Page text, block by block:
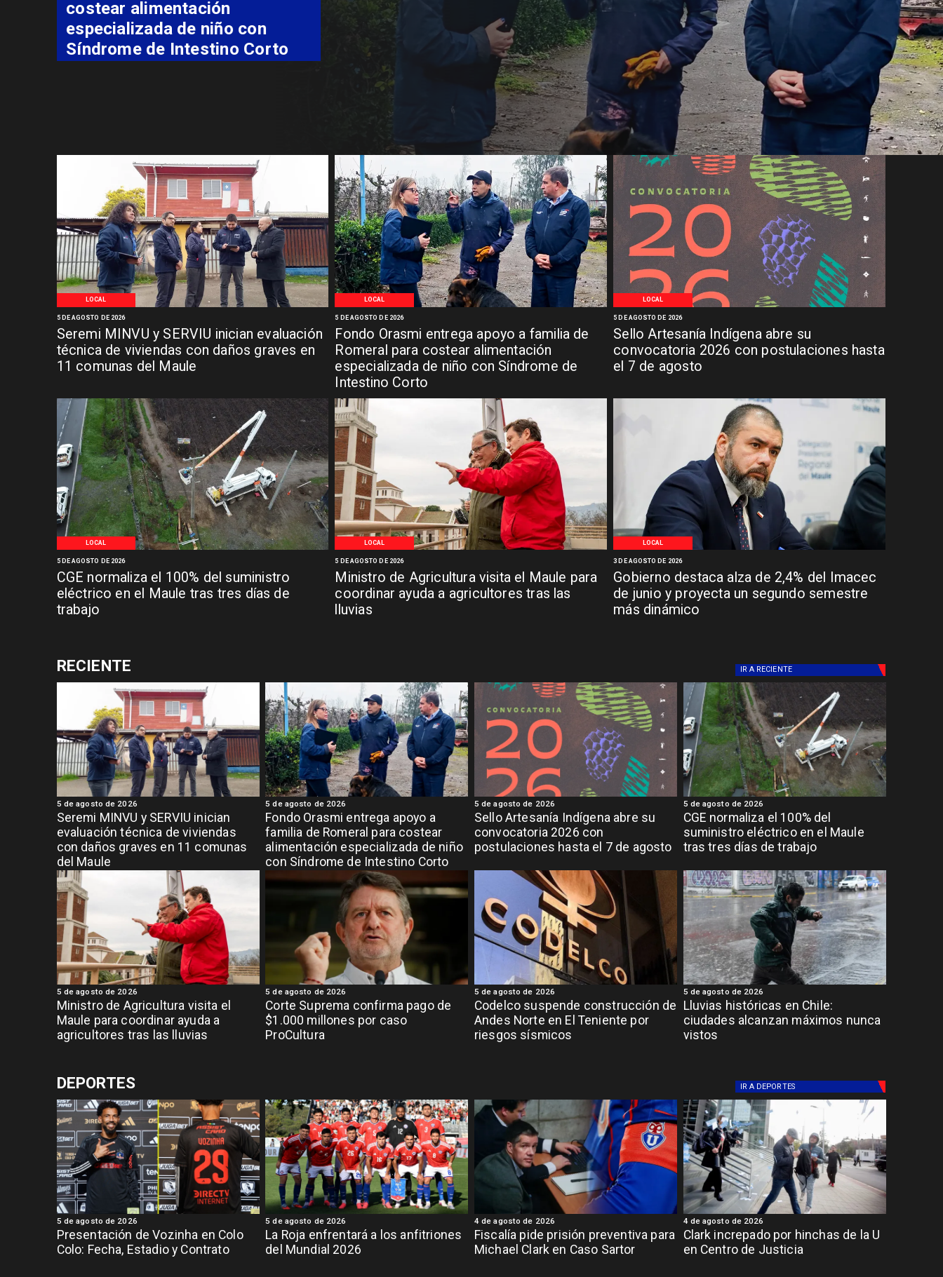
LOCAL
Seremi MINVU y SERVIU inician evaluación
técnica de viviendas con daños graves en
11 comunas del Maule
5 DE AGOSTO DE 2026
LOCAL
Fondo Orasmi entrega apoyo a familia de
Romeral para costear alimentación
especializada de niño con Síndrome de
Intestino Corto
5 DE AGOSTO DE 2026
LOCAL
Sello Artesanía Indígena abre su
convocatoria 2026 con postulaciones hasta
el 7 de agosto
5 DE AGOSTO DE 2026
LOCAL
CGE normaliza el 100% del suministro
eléctrico en el Maule tras tres días de
trabajo
5 DE AGOSTO DE 2026
LOCAL
Ministro de Agricultura visita el Maule para
coordinar ayuda a agricultores tras las
lluvias
5 DE AGOSTO DE 2026
LOCAL
Gobierno destaca alza de 2,4% del Imacec
de junio y proyecta un segundo semestre
más dinámico
3 DE AGOSTO DE 2026
costear alimentación
especializada de niño con
Síndrome de Intestino Corto
RECIENTE IR A RECIENTE
Seremi MINVU y SERVIU inician
evaluación técnica de viviendas
con daños graves en 11 comunas
del Maule
5 de agosto de 2026
Fondo Orasmi entrega apoyo a
familia de Romeral para costear
alimentación especializada de niño
con Síndrome de Intestino Corto
5 de agosto de 2026
Sello Artesanía Indígena abre su
convocatoria 2026 con
postulaciones hasta el 7 de agosto
5 de agosto de 2026
CGE normaliza el 100% del
suministro eléctrico en el Maule
tras tres días de trabajo
5 de agosto de 2026
Ministro de Agricultura visita el
Maule para coordinar ayuda a
agricultores tras las lluvias
5 de agosto de 2026
Corte Suprema confirma pago de
$1.000 millones por caso
ProCultura
5 de agosto de 2026
Codelco suspende construcción de
Andes Norte en El Teniente por
riesgos sísmicos
5 de agosto de 2026
Lluvias históricas en Chile:
ciudades alcanzan máximos nunca
vistos
5 de agosto de 2026
DEPORTES IR A DEPORTES
Presentación de Vozinha en Colo
Colo: Fecha, Estadio y Contrato
5 de agosto de 2026
La Roja enfrentará a los anfitriones
del Mundial 2026
5 de agosto de 2026
Fiscalía pide prisión preventiva para
Michael Clark en Caso Sartor
4 de agosto de 2026
Clark increpado por hinchas de la U
en Centro de Justicia
4 de agosto de 2026